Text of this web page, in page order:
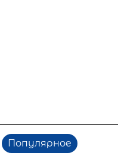
Популярное